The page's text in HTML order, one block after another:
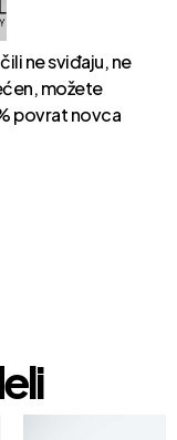
ne sviđaju, ne
možete
povrat novca